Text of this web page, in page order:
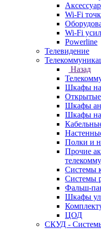
Wi-Fi
Wi-Fi
Powerline
Телевидение
Назад
Шкафы
Шкафы
Шкафы
Полки и
Прочие
Системы
Системы
Фальш-
Шкафы
ЦОД
СКУД - Системы